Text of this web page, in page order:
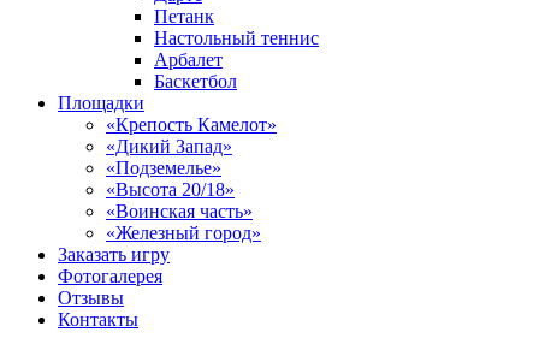
Петанк
Настольный теннис
Арбалет
Баскетбол
Площадки
«Крепость Камелот»
«Дикий Запад»
«Подземелье»
«Высота 20/18»
«Воинская часть»
«Железный город»
Заказать игру
Фотогалерея
Отзывы
Контакты